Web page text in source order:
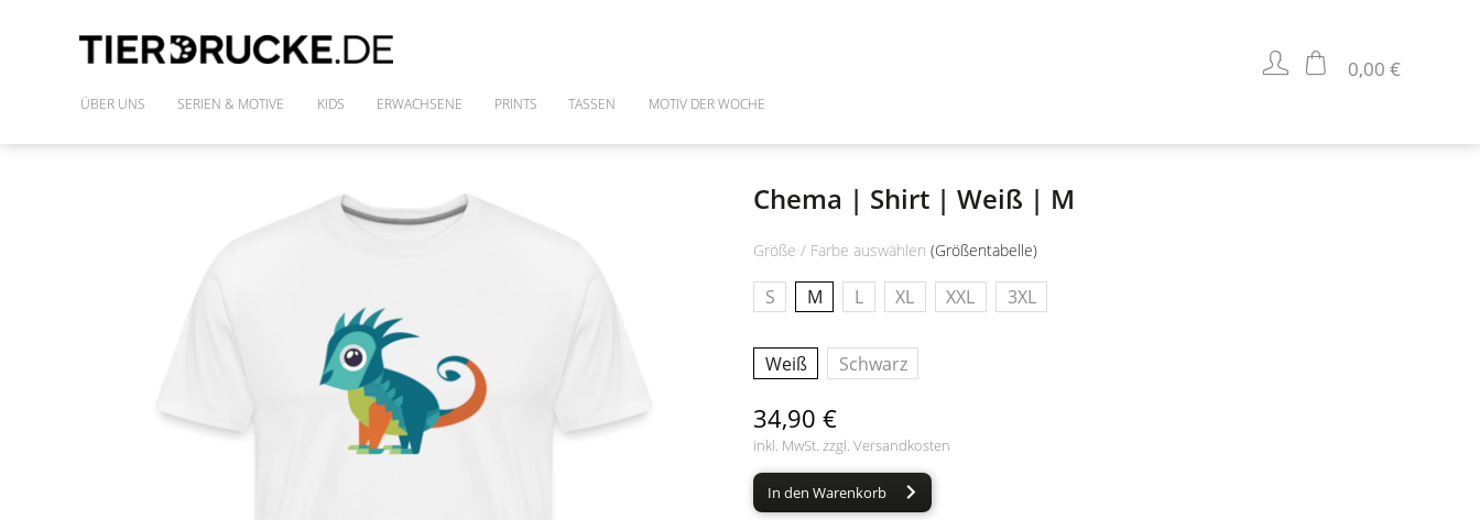
ÜBER UNS SERIEN & MOTIVE
IM WILDEN WALD
KIDS ERWACHSENE
SHIRTS
PRINTS TASSEN MOTIV DER WOCHE
0,00 €
Chema | Shirt | Weiß | M
Größe / Farbe auswählen (Größentabelle)
S M L XL XXL 3XL
Weiß Schwarz
34,90 €
inkl. MwSt. zzgl. Versandkosten
In den Warenkorb